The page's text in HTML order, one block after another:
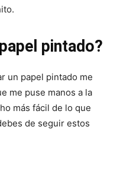
pintado?
un papel pintado me
me puse manos a la
más fácil de lo que
de seguir estos